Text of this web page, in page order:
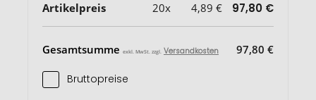
Artikelpreis 20x 4,89 € 97,80 €
Gesamtsumme exkl. MwSt. zzgl. Versandkosten 97,80 €
Bruttopreise